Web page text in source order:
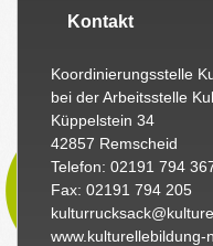
Kontakt
Koordinierungsstelle
bei der Arbeitsstelle
Küppelstein 34
42857 Remscheid
Telefon: 02191 794
Fax: 02191 794 205
www.kulturellebildung-